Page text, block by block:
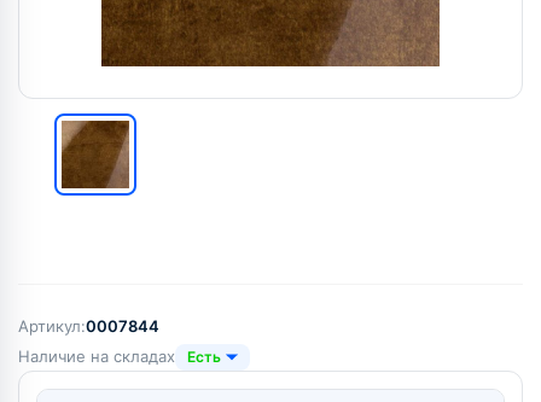
Артикул:0007844
Наличие на складах
Есть